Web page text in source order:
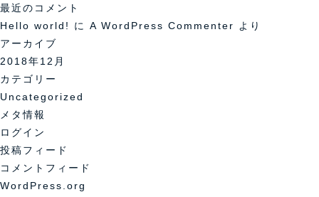
最近のコメント
Hello world!
に A WordPress Commenter
より
アーカイブ
2018年12月
カテゴリー
Uncategorized
メタ情報
ログイン
投稿フィード
コメントフィード
WordPress.org